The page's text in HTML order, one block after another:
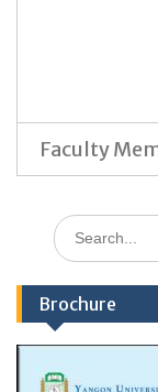
Faculty
Search
for:
Brochure